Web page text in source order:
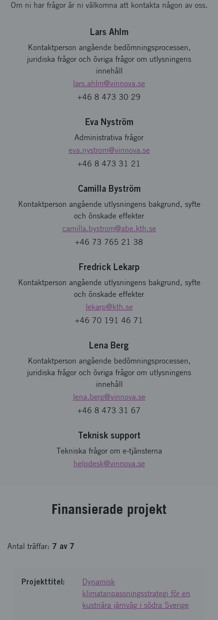
Om ni har frågor är ni välkomna att kontakta någon av oss.
Lars Ahlm
Kontaktperson angående bedömningsprocessen,
juridiska frågor och övriga frågor om utlysningens
innehåll
lars.ahlm@vinnova.se
+46 8 473 30 29
Eva Nyström
Administrativa frågor
eva.nystrom@vinnova.se
+46 8 473 31 21
Camilla Byström
Kontaktperson angående utlysningens bakgrund, syfte
och önskade effekter
camilla.bystrom@abe.kth.se
+46 73 765 21 38
Fredrick Lekarp
Kontaktperson angående utlysningens bakgrund, syfte
och önskade effekter
lekarp@kth.se
+46 70 191 46 71
Lena Berg
Kontaktperson angående bedömningsprocessen,
juridiska frågor och övriga frågor om utlysningens
innehåll
lena.berg@vinnova.se
+46 8 473 31 67
Teknisk support
Tekniska frågor om e-tjänsterna
helpdesk@vinnova.se
Finansierade projekt
Antal träffar: 7 av 7
Dynamisk
klimatanpassningsstrategi för en
kustnära järnväg i södra Sverige